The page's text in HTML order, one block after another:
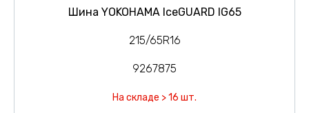
Шина YOKOHAMA IceGUARD IG65
215/65R16
9267875
На складе > 16 шт.